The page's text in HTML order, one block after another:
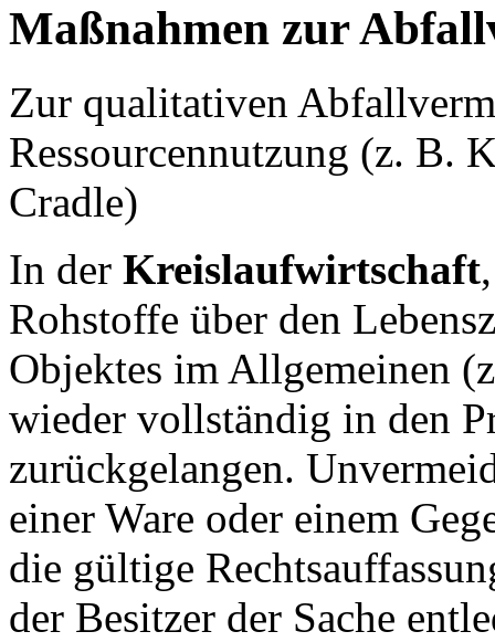
Maßnahmen zur
Zur qualitativen
Ressourcennutzung (z. B.
Cradle)
In der Kreislaufwirtschaft
Rohstoffe über den
Objektes im Allgemeinen
wieder vollständig in den
zurückgelangen.
einer Ware oder einem
die gültige
der Besitzer der Sache